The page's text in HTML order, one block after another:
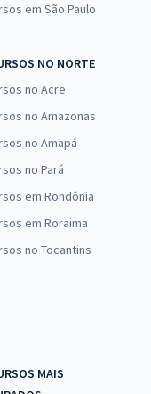
em São Paulo
NO NORTE
no Acre
no Amazonas
no Amapá
no Pará
em Rondônia
em Roraima
no Tocantins
MAIS